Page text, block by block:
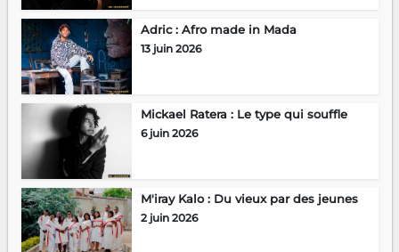
Adric : Afro made in Mada
13 juin 2026
Mickael Ratera : Le type qui souffle
6 juin 2026
M'iray Kalo : Du vieux par des jeunes
2 juin 2026